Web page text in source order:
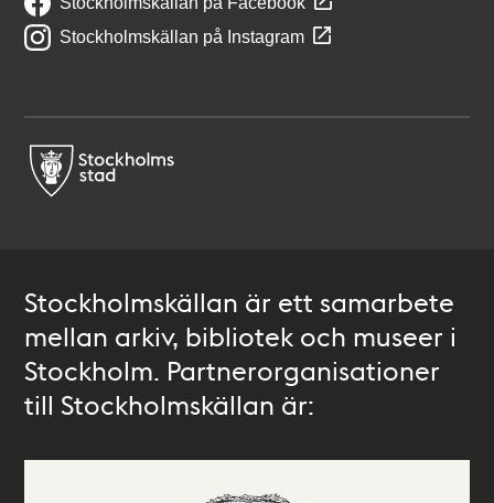
Stockholmskällan på Instagram
Stockholmskällan är ett samarbete
mellan arkiv, bibliotek och museer i
Stockholm. Partnerorganisationer
till Stockholmskällan är: